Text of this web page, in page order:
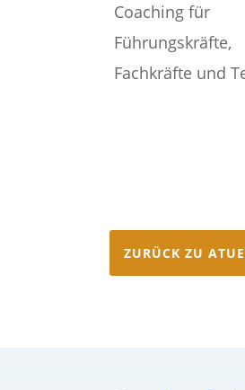
Coaching für
Führungskräfte,
Fachkräfte und
ZURÜCK ZU